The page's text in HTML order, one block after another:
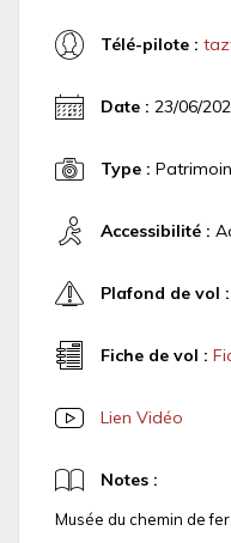
Télé-pilote :
Date : 23/06/
Type :
Accessibilité :
Plafond de vol :
Fiche de vol :
Lien Vidéo
Notes :
Musée du chemin de